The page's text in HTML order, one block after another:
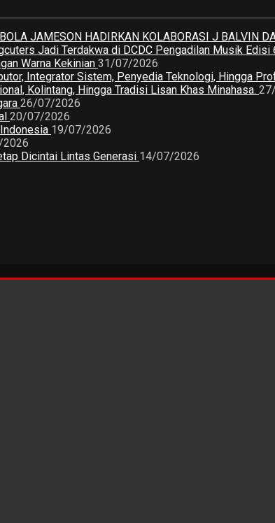
JAMESON HADIRKAN KOLABORASI J BALVIN
Jadi Terdakwa di DCDC Pengadilan Musik Edisi
Warna Kekinian 31/07/2026
Integrator Sistem, Penyedia Teknologi, Hingga
Kolintang, Hingga Tradisi Lisan Khas Minahasa.
26/07/2026
20/07/2026
19/07/2026
Dicintai Lintas Generasi 14/07/2026